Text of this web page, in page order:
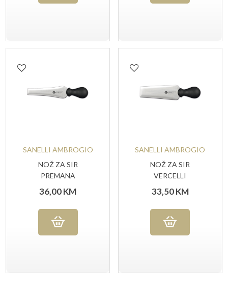
SANELLI AMBROGIO
NOŽ ZA SIR
PREMANA
AMBROGIO SANELLI
36,00KM
SANELLI AMBROGIO
NOŽ ZA SIR
VERCELLI
AMBROGIO SANELLI
33,50KM